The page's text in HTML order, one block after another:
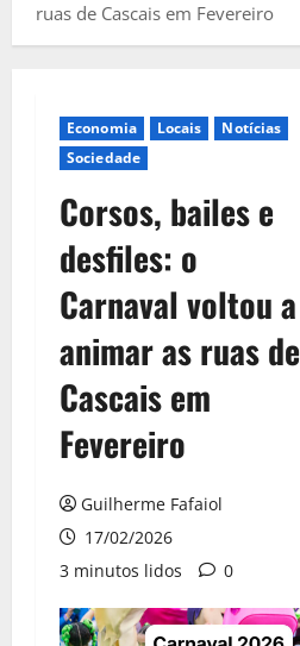
ruas de Cascais em Fevereiro
Economia Locais
Notícias
Sociedade
Corsos, bailes e
desfiles: o
Carnaval voltou a
animar as ruas de
Cascais em
Fevereiro
Guilherme Fafaiol
17/02/2026
3 minutos lidos
0